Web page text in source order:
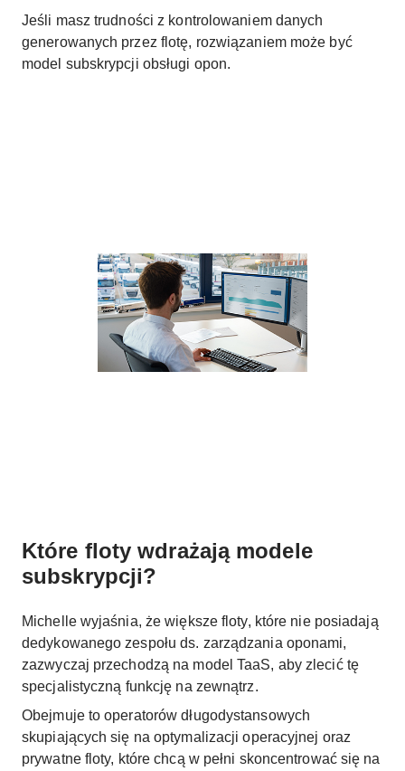
Jeśli masz trudności z kontrolowaniem danych
generowanych przez flotę, rozwiązaniem może być
model subskrypcji obsługi opon.
Które floty wdrażają modele
subskrypcji?
Michelle wyjaśnia, że większe floty, które nie posiadają
dedykowanego zespołu ds. zarządzania oponami,
zazwyczaj przechodzą na model TaaS, aby zlecić tę
specjalistyczną funkcję na zewnątrz.
Obejmuje to operatorów długodystansowych
skupiających się na optymalizacji operacyjnej oraz
prywatne floty, które chcą w pełni skoncentrować się na